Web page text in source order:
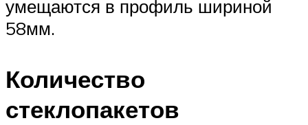
умещаются в профиль шириной
58мм.
Количество
стеклопакетов